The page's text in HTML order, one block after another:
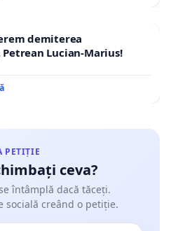
demiterea
Lucian-Marius!
PETIȚIE
ceva?
întâmplă dacă tăceți.
socială creând o petiție.